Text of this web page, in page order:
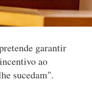
garantir
ao
sucedam".